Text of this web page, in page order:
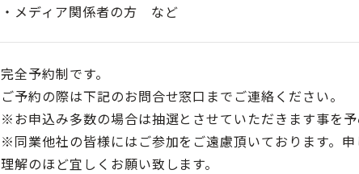
・メディア関係者の方 など
完全予約制です。
ご予約の際は下記のお問合せ窓口までご連絡ください。
※お申込み多数の場合は抽選とさせていただきます事を
※同業他社の皆様にはご参加をご遠慮頂いております。
理解のほど宜しくお願い致します。